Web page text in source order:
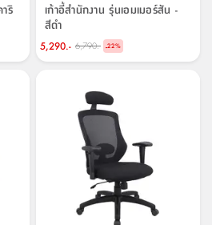
ริ
เก้าอี้สำนักงาน รุ่นเอมเมอร์สัน -
สีดำ
5,290.- 6,790.- -22%